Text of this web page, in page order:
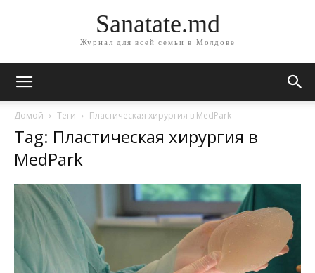
Sanatate.md
Журнал для всей семьи в Молдове
Домой Теги Пластическая хирургия в MedPark
Tag: Пластическая хирургия в
MedPark